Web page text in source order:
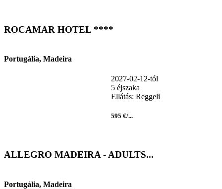
ROCAMAR HOTEL ****
Portugália, Madeira
2027-02-12-tól
5 éjszaka
Ellátás: Reggeli
595 €/...
ALLEGRO MADEIRA - ADULTS...
Portugália, Madeira